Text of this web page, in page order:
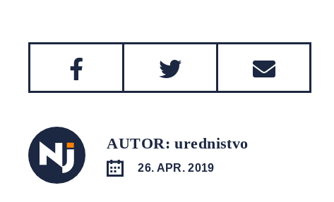
AUTOR: urednistvo
26. APR. 2019